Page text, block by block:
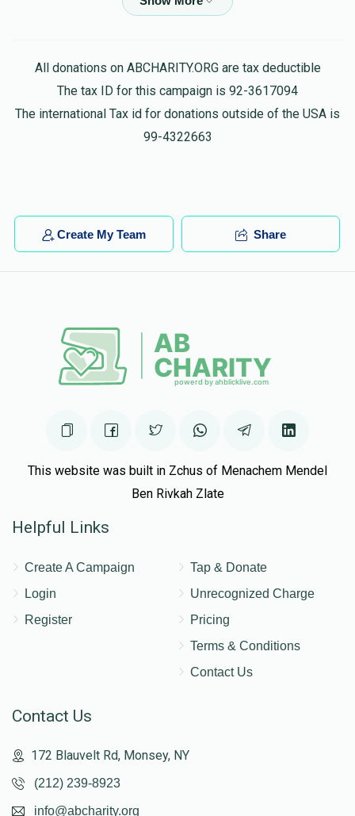
ירחמיאל פיוטערקובסקי
All donations on ABCHARITY.ORG are tax deductible
The tax ID for this campaign is 92-3617094
The international Tax id for donations outside of the USA is
99-4322663
Create My Team Share
This website was built in Zchus of Menachem Mendel
Ben Rivkah Zlate
Helpful Links
Create A Campaign
Login
Register
Tap & Donate
Unrecognized Charge
Pricing
Terms & Conditions
Contact Us
Contact Us
172 Blauvelt Rd, Monsey, NY
(212) 239-8923
info@abcharity.org